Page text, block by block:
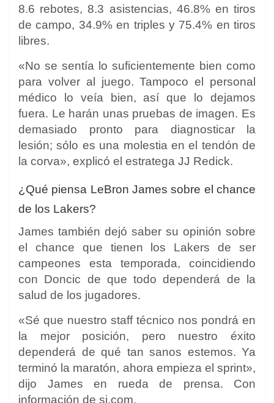
8.6 rebotes, 8.3 asistencias, 46.8% en tiros
de campo, 34.9% en triples y 75.4% en tiros
libres.
«No se sentía lo suficientemente bien como
para volver al juego. Tampoco el personal
médico lo veía bien, así que lo dejamos
fuera. Le harán unas pruebas de imagen. Es
demasiado pronto para diagnosticar la
lesión; sólo es una molestia en el tendón de
la corva», explicó el estratega JJ Redick.
¿Qué piensa LeBron James sobre el chance
de los Lakers?
James también dejó saber su opinión sobre
el chance que tienen los Lakers de ser
campeones esta temporada, coincidiendo
con Doncic de que todo dependerá de la
salud de los jugadores.
«Sé que nuestro staff técnico nos pondrá en
la mejor posición, pero nuestro éxito
dependerá de qué tan sanos estemos. Ya
terminó la maratón, ahora empieza el sprint»,
dijo James en rueda de prensa. Con
información de si.com.